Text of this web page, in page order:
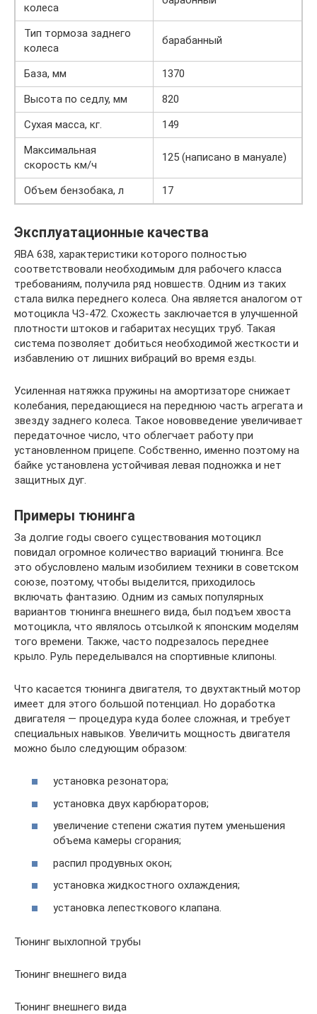
колеса
Тип тормоза заднего
колеса
барабанный
База, мм
1370
Высота по седлу, мм
820
Сухая масса, кг.
149
Максимальная
скорость км/ч
125 (написано в мануале)
Объем бензобака, л 17
Эксплуатационные качества
ЯВА 638, характеристики которого полностью
соответствовали необходимым для рабочего класса
требованиям, получила ряд новшеств. Одним из таких
стала вилка переднего колеса. Она является аналогом от
мотоцикла ЧЗ-472. Схожесть заключается в улучшенной
плотности штоков и габаритах несущих труб. Такая
система позволяет добиться необходимой жесткости и
избавлению от лишних вибраций во время езды.
Усиленная натяжка пружины на амортизаторе снижает
колебания, передающиеся на переднюю часть агрегата и
звезду заднего колеса. Такое нововведение увеличивает
передаточное число, что облегчает работу при
установленном прицепе. Собственно, именно поэтому на
байке установлена устойчивая левая подножка и нет
защитных дуг.
Примеры тюнинга
За долгие годы своего существования мотоцикл
повидал огромное количество вариаций тюнинга. Все
это обусловлено малым изобилием техники в советском
союзе, поэтому, чтобы выделится, приходилось
включать фантазию. Одним из самых популярных
вариантов тюнинга внешнего вида, был подъем хвоста
мотоцикла, что являлось отсылкой к японским моделям
того времени. Также, часто подрезалось переднее
крыло. Руль переделывался на спортивные клипоны.
Что касается тюнинга двигателя, то двухтактный мотор
имеет для этого большой потенциал. Но доработка
двигателя — процедура куда более сложная, и требует
специальных навыков. Увеличить мощность двигателя
можно было следующим образом:
установка резонатора;
установка двух карбюраторов;
увеличение степени сжатия путем уменьшения
объема камеры сгорания;
распил продувных окон;
установка жидкостного охлаждения;
установка лепесткового клапана.
Тюнинг выхлопной трубы
Тюнинг внешнего вида
Тюнинг внешнего вида